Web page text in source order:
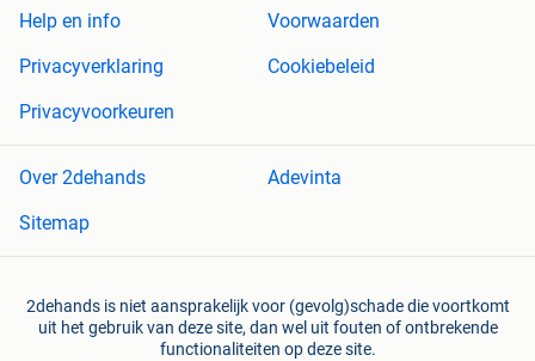
Help en info
Voorwaarden
Privacyverklaring
Cookiebeleid
Privacyvoorkeuren
Over 2dehands
Adevinta
Sitemap
2dehands is niet aansprakelijk voor (gevolg)schade die voortkomt
uit het gebruik van deze site, dan wel uit fouten of ontbrekende
functionaliteiten op deze site.